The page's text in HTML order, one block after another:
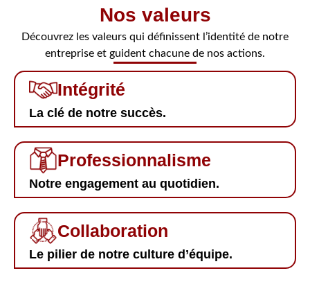
Nos valeurs
Découvrez les valeurs qui définissent l’identité de notre
entreprise et guident chacune de nos actions.
Intégrité
La clé de notre succès.
Professionnalisme
Notre engagement au quotidien.
Collaboration
Le pilier de notre culture d’équipe.